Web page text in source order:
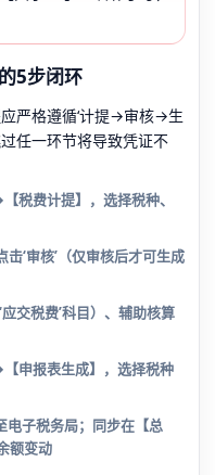
5步闭环
严格遵循‘计提→审核→生
任一环节将导致凭证不
税费计提】，选择税种、
‘审核’（仅审核后才可生成
交税费’科目）、辅助核算
申报表生成】，选择税种
子税务局；同步在【总
额变动